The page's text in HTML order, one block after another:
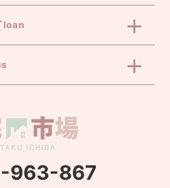
loan
963-867